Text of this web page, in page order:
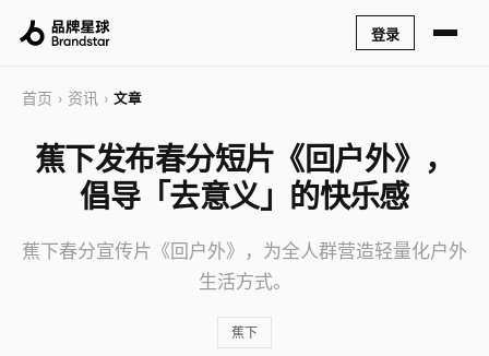
登录
首页 › 资讯 › 文章
蕉下发布春分短片《回户外》，
倡导「去意义」的快乐感
蕉下春分宣传片《回户外》，为全人群营造轻量化户外
生活方式。
蕉下